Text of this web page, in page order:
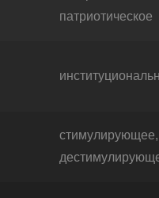
патриотическое
стимулирующее,